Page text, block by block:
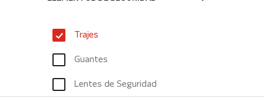
Trajes
Guantes
Lentes de Seguridad